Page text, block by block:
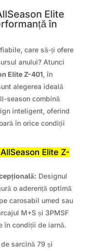
Elite
în
care să-ți ofere
anului? Atunci
Elite Z-401, în
alegerea ideală
season combină
inteligent, oferind
în orice condiții
Elite Z-
Designul
o aderență optimă
carosabil umed sau
M+S și 3PMSF
în condiții de iarnă.
sarcină 79 și